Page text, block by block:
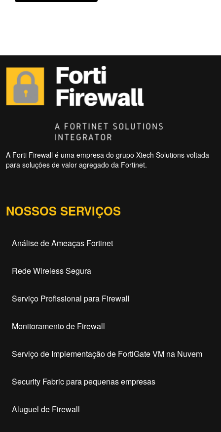
A Forti Firewall é uma empresa do grupo Xtech Solutions voltada
para soluções de valor agregado da Fortinet.
NOSSOS SERVIÇOS
Análise de Ameaças Fortinet
Rede Wireless Segura
Serviço Profissional para Firewall
Monitoramento de Firewall
Serviço de Implementação de FortiGate VM na Nuvem
Security Fabric para pequenas empresas
Aluguel de Firewall